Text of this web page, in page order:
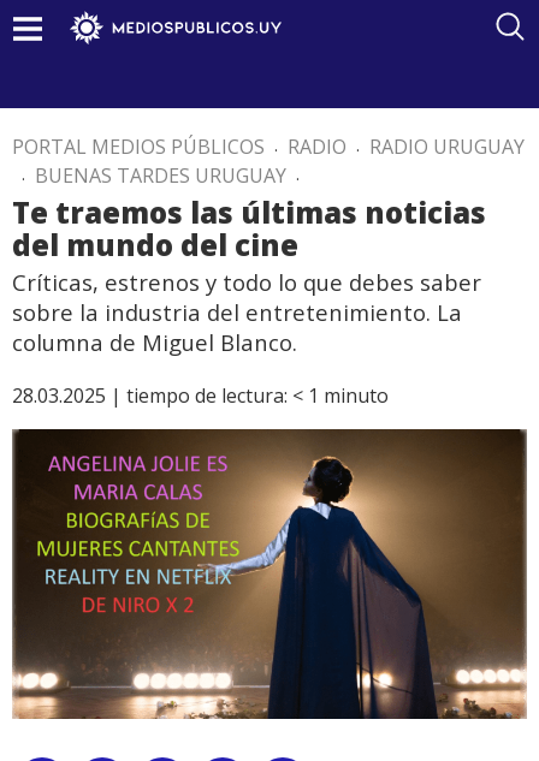
PORTAL MEDIOS PÚBLICOS . RADIO . RADIO URUGUAY
. BUENAS TARDES URUGUAY .
Te traemos las últimas noticias
del mundo del cine
Críticas, estrenos y todo lo que debes saber
sobre la industria del entretenimiento. La
columna de Miguel Blanco.
28.03.2025 | tiempo de lectura: < 1 minuto